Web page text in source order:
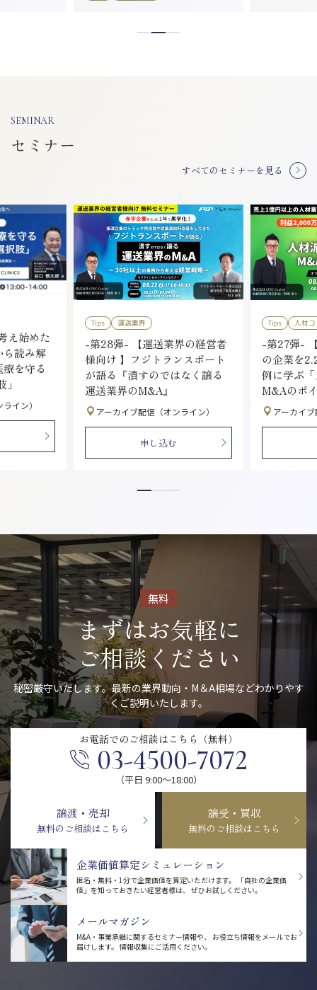
SEMINAR
セミナー
すべてのセミナーを見る
え始めた
ら読み解
を守る
イン）
Tips 運送業界
-第28弾- 【運送業界の経営者
様向け 】フジトランスポート
が語る『潰すのではなく譲る
運送業界のM&A』
アーカイブ配信（オンライン）
申し込む
Tips 人材
-第27弾-
の企業を
例に学ぶ
M&Aのポ
アーカイ
無料
まずはお気軽に
ご相談ください
秘密厳守いたします。最新の業界動向・M＆A相場などわかりやす
くご説明いたします。
お電話での ご相談はこちら（無料）
03-4500-7072
（平日 9:00〜18:00）
譲渡・売却
無料のご相談はこちら
譲受・買収
無料のご相談はこちら
企業価値算定シミュレーション
匿名・無料・1分で企業価値を算定いただけます。
「自社の企業価
値」を知っておきたい経営者様は、 ぜひお試しください。
メールマガジン
M&A・事業承継に関するセミナー情報や、
お役立ち情報をメールでお
届けします。 情報収集にご活用ください。